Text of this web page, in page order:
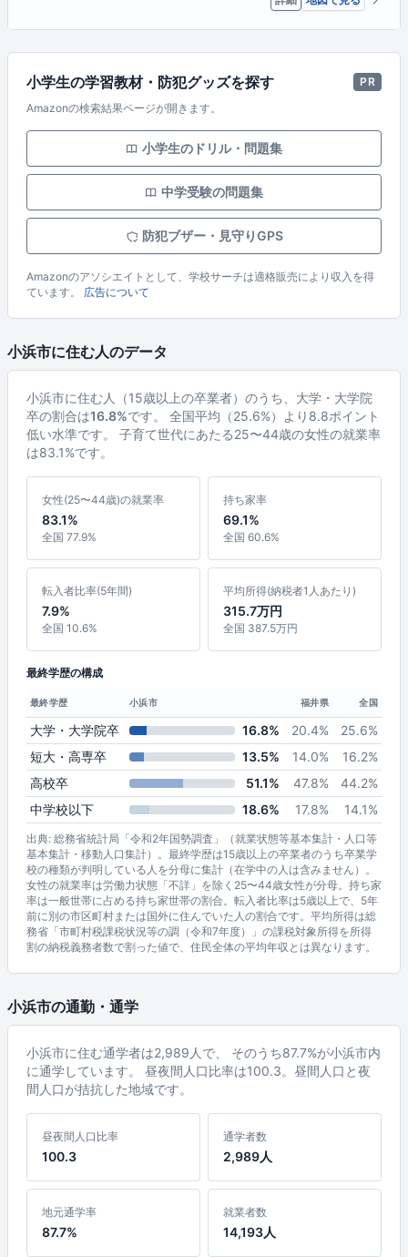
小学生の学習教材・防犯グッズを探す
PR
Amazonの検索結果ページが開きます。
小学生のドリル・問題集
中学受験の問題集
防犯ブザー・見守りGPS
Amazonのアソシエイトとして、学校サーチは適格販売により収入を得
ています。 広告について
小浜市に住む人のデータ
小浜市に住む人（15歳以上の卒業者）のうち、大学・大学院
卒の割合は16.8%です。 全国平均（25.6%）より8.8ポイント
低い水準です。 子育て世代にあたる25〜44歳の女性の就業率
は83.1%です。
女性(25〜44歳)の就業率
83.1%
全国 77.9%
持ち家率
69.1%
全国 60.6%
転入者比率(5年間)
7.9%
全国 10.6%
平均所得(納税者1人あたり)
315.7万円
全国 387.5万円
最終学歴の構成
最終学歴 小浜市 福井県 全国
大学・大学院卒 16.8% 20.4%
25.6%
短大・高専卒
13.5% 14.0%
16.2%
高校卒
51.1% 47.8%
44.2%
中学校以下
18.6% 17.8% 14.1%
出典: 総務省統計局「令和2年国勢調査」（就業状態等基本集計・人口等
基本集計・移動人口集計）。最終学歴は15歳以上の卒業者のうち卒業学
校の種類が判明している人を分母に集計（在学中の人は含みません）。
女性の就業率は労働力状態「不詳」を除く25〜44歳女性が分母。持ち家
率は一般世帯に占める持ち家世帯の割合。転入者比率は5歳以上で、5年
前に別の市区町村または国外に住んでいた人の割合です。平均所得は総
務省「市町村税課税状況等の調（令和7年度）」の課税対象所得を所得
割の納税義務者数で割った値で、住民全体の平均年収とは異なります。
小浜市の通勤・通学
小浜市に住む通学者は2,989人で、 そのうち87.7%が小浜市内
に通学しています。 昼夜間人口比率は100.3。昼間人口と夜
間人口が拮抗した地域です。
昼夜間人口比率
100.3
通学者数
2,989人
地元通学率
87.7%
就業者数
14,193人